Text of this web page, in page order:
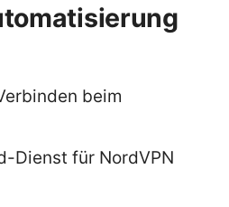
beim
Dienst für NordVPN